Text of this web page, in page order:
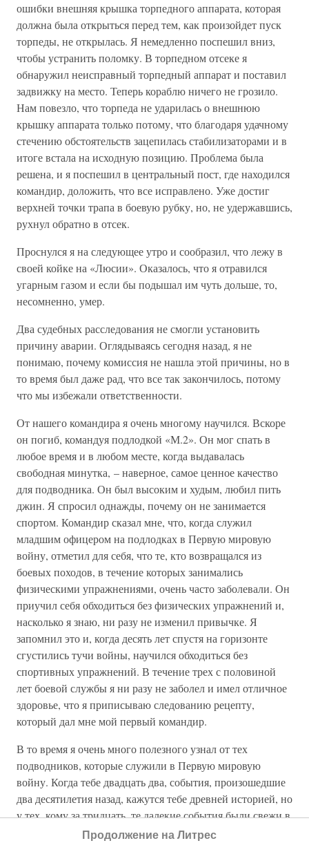
ошибки внешняя крышка торпедного аппарата, которая
должна была открыться перед тем, как произойдет пуск
торпеды, не открылась. Я немедленно поспешил вниз,
чтобы устранить поломку. В торпедном отсеке я
обнаружил неисправный торпедный аппарат и поставил
задвижку на место. Теперь кораблю ничего не грозило.
Нам повезло, что торпеда не ударилась о внешнюю
крышку аппарата только потому, что благодаря удачному
стечению обстоятельств зацепилась стабилизаторами и в
итоге встала на исходную позицию. Проблема была
решена, и я поспешил в центральный пост, где находился
командир, доложить, что все исправлено. Уже достиг
верхней точки трапа в боевую рубку, но, не удержавшись,
рухнул обратно в отсек.
Проснулся я на следующее утро и сообразил, что лежу в
своей койке на «Люсии». Оказалось, что я отравился
угарным газом и если бы подышал им чуть дольше, то,
несомненно, умер.
Два судебных расследования не смогли установить
причину аварии. Оглядываясь сегодня назад, я не
понимаю, почему комиссия не нашла этой причины, но в
то время был даже рад, что все так закончилось, потому
что мы избежали ответственности.
От нашего командира я очень многому научился. Вскоре
он погиб, командуя подлодкой «М.2». Он мог спать в
любое время и в любом месте, когда выдавалась
свободная минутка, – наверное, самое ценное качество
для подводника. Он был высоким и худым, любил пить
джин. Я спросил однажды, почему он не занимается
спортом. Командир сказал мне, что, когда служил
младшим офицером на подлодках в Первую мировую
войну, отметил для себя, что те, кто возвращался из
боевых походов, в течение которых занимались
физическими упражнениями, очень часто заболевали. Он
приучил себя обходиться без физических упражнений и,
насколько я знаю, ни разу не изменил привычке. Я
запомнил это и, когда десять лет спустя на горизонте
сгустились тучи войны, научился обходиться без
спортивных упражнений. В течение трех с половиной
лет боевой службы я ни разу не заболел и имел отличное
здоровье, что я приписываю следованию рецепту,
который дал мне мой первый командир.
В то время я очень много полезного узнал от тех
подводников, которые служили в Первую мировую
войну. Когда тебе двадцать два, события, произошедшие
два десятилетия назад, кажутся тебе древней историей, но
у тех, кому за тридцать, те далекие события были свежи в
памяти. Из того времени мне особенно запомнилась одна
Продолжение на Литрес